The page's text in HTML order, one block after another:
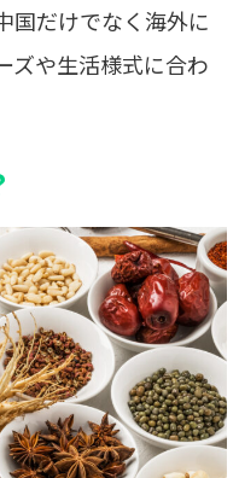
国だけでなく海外に
ズや生活様式に合わ